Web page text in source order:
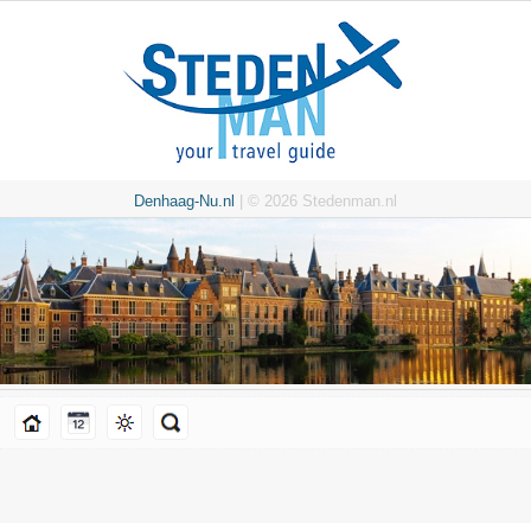
Denhaag-Nu.nl | © 2026 Stedenman.nl